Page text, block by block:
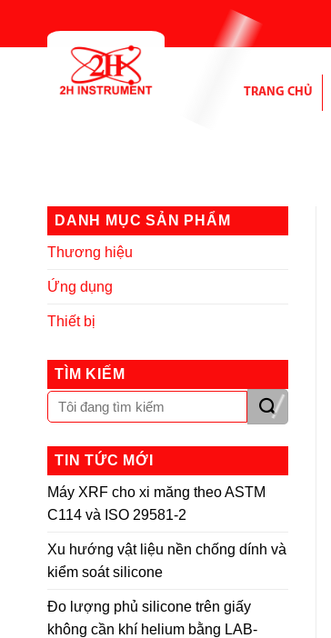
TRANG CHỦ
DANH MỤC SẢN PHẨM
Thương hiệu
Ứng dụng
Thiết bị
TÌM KIẾM
TIN TỨC MỚI
Máy XRF cho xi măng theo ASTM
C114 và ISO 29581-2
Xu hướng vật liệu nền chống dính và
kiểm soát silicone
Đo lượng phủ silicone trên giấy
không cần khí helium bằng LAB-